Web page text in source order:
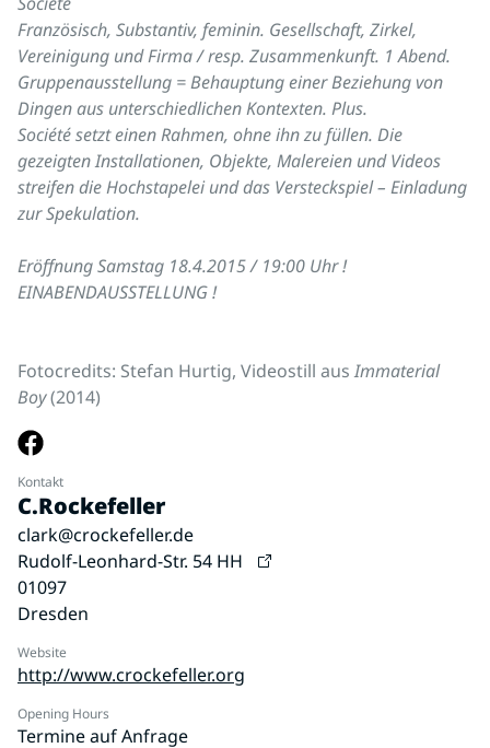
Französisch, Substantiv, feminin. Gesellschaft, Zirkel,
Vereinigung und Firma / resp. Zusammenkunft. 1 Abend.
Gruppenausstellung = Behauptung einer Beziehung von
Dingen aus unterschiedlichen Kontexten. Plus.
Société setzt einen Rahmen, ohne ihn zu füllen. Die
gezeigten Installationen, Objekte, Malereien und Videos
streifen die Hochstapelei und das Versteckspiel – Einladung
zur Spekulation.
Eröffnung Samstag 18.4.2015 / 19:00 Uhr !
EINABENDAUSSTELLUNG !
Fotocredits: Stefan Hurtig, Videostill ausImmaterial
Boy(2014)
Kontakt
C.Rockefeller
clark@crockefeller.de
Rudolf-Leonhard-Str. 54 HH
01097
Dresden
Website
http://www.crockefeller.org
Opening Hours
Termine auf Anfrage